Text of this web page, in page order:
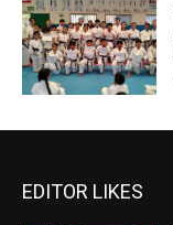
EDITOR LIKES